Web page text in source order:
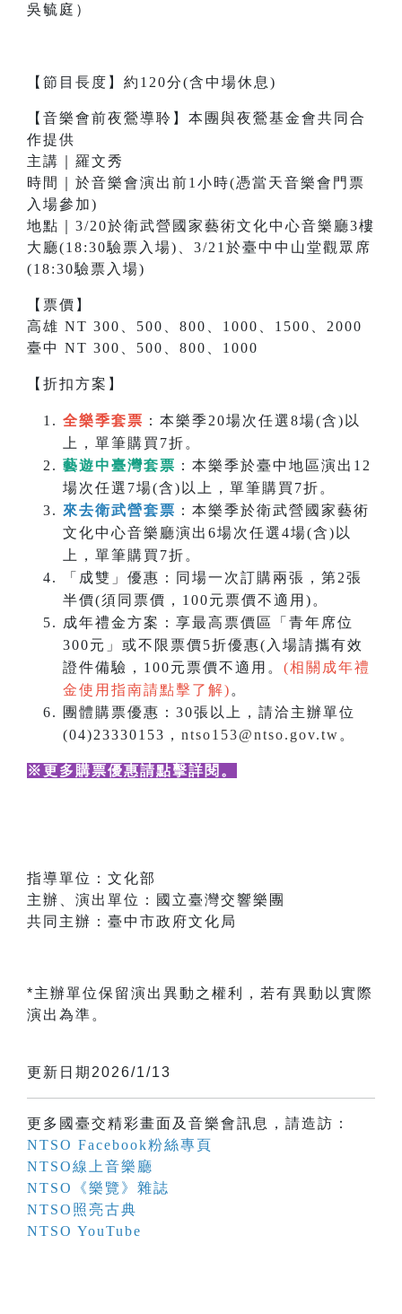
吳毓庭）
【節目長度】約120分(含中場休息)
【音樂會前夜鶯導聆】本團與夜鶯基金會共同合
作提供
主講｜羅文秀
時間｜於音樂會演出前1小時(憑當天音樂會門票
入場參加)
地點｜3/20於衛武營國家藝術文化中心音樂廳3樓
大廳(18:30驗票入場)、3/21於臺中中山堂觀眾席
(18:30驗票入場)
【票價】
高雄 NT 300、500、800、1000、1500、2000
臺中 NT 300、500、800、1000
【折扣方案】
全樂季套票 ：本樂季20場次任選8場(含)以
上，單筆購買7折。
藝遊中臺灣套票 ：本樂季於臺中地區演出12
場次任選7場(含)以上，單筆購買7折。
來去衛武營套票 ：本樂季於衛武營國家藝術
文化中心音樂廳演出6場次任選4場(含)以
上，單筆購買7折。
「成雙」優惠：同場一次訂購兩張，第2張
半價(須同票價，100元票價不適用)。
成年禮金方案：享最高票價區「青年席位
300元」或不限票價5折優惠(入場請攜有效
證件備驗，100元票價不適用。 (相關成年禮
金使用指南請點擊了解) 。
團體購票優惠：30張以上，請洽主辦單位
(04)23330153， ntso153@ntso.gov.tw 。
※更多購票優惠請點擊詳閱 。
指導單位：文化部
主辦、演出單位：國立臺灣交響樂團
共同主辦：臺中市政府文化局
*主辦單位保留演出異動之權利，若有異動以實際
演出為準。
更新日期2026/1/13
更多國臺交精彩畫面及音樂會訊息，請造訪：
NTSO Facebook粉絲專頁
NTSO線上音樂廳
NTSO《樂覽》雜誌
NTSO照亮古典
NTSO YouTube